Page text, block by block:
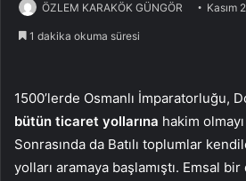
ÖZLEM KARAKÖK GÜNGÖR Kasım
1 dakika okuma süresi
1500’lerde Osmanlı İmparatorluğu,
bütün ticaret yollarına hakim
Sonrasında da Batılı toplumlar
yolları aramaya başlamıştı. Emsal bir